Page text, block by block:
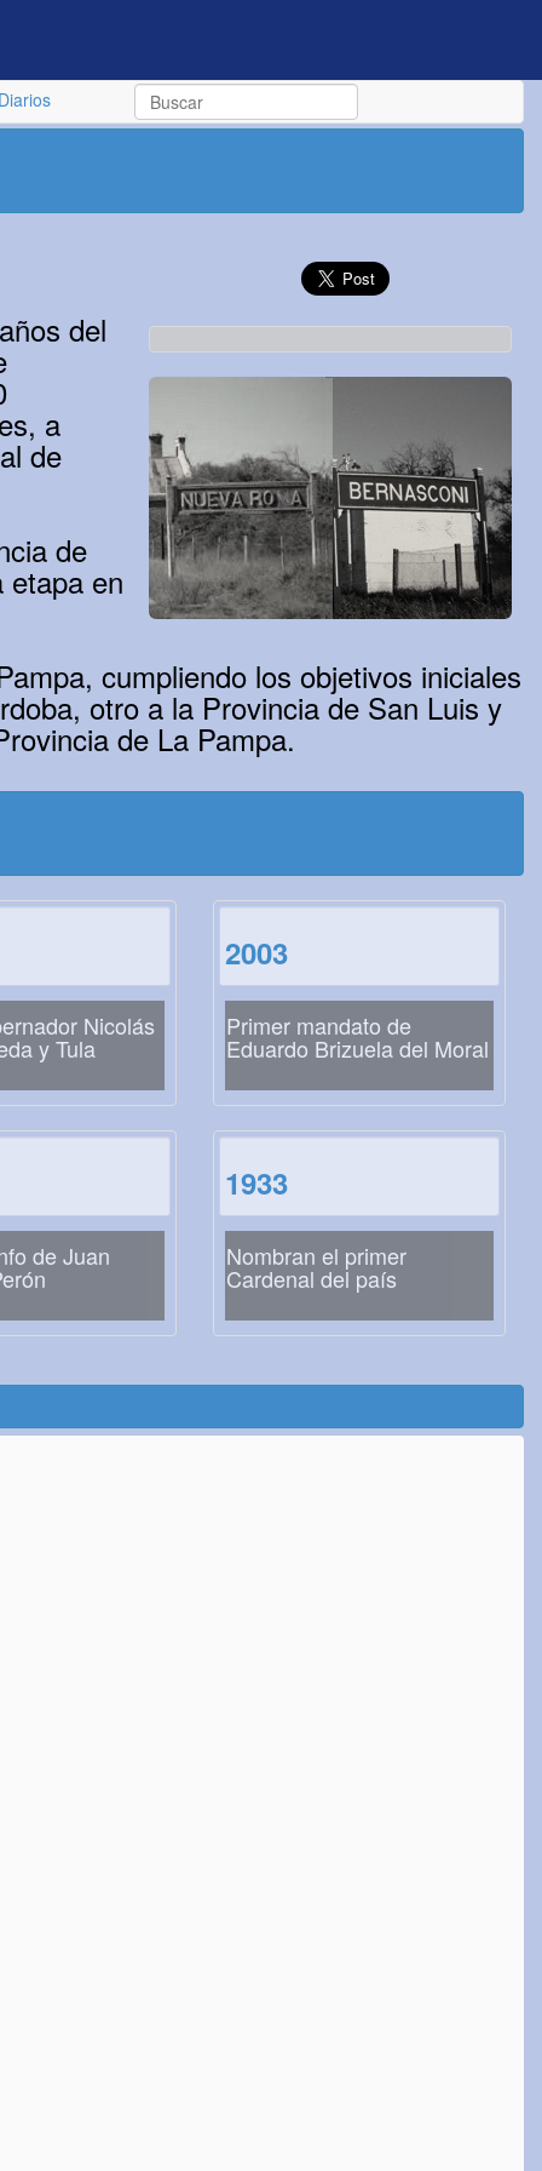
Diarios
del
a
de
de
etapa en
cumpliendo los objetivos iniciales
otro a la Provincia de San Luis y
de La Pampa.
Nicolás
y Tula
2003
Primer mandato de
Eduardo Brizuela del Moral
de Juan
1933
Nombran el primer
Cardenal del país